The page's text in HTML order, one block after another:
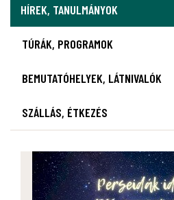
HÍREK, TANULMÁNYOK
TÚRÁK, PROGRAMOK
BEMUTATÓHELYEK, LÁTNIVALÓK
SZÁLLÁS, ÉTKEZÉS